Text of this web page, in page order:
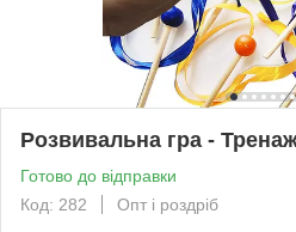
Розвивальна гра -
Готово до відправки
Код: 282
Опт і роздріб